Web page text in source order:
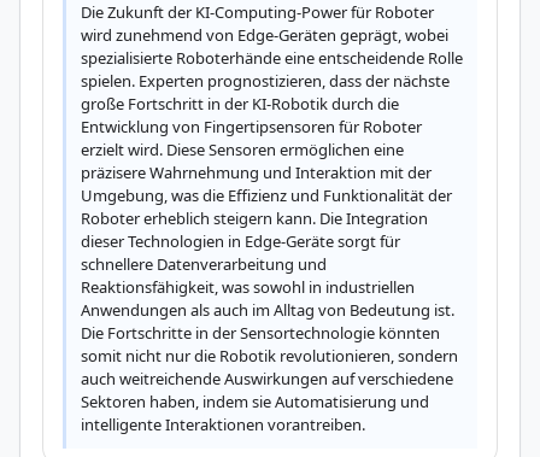
Die Zukunft der KI-Computing-Power für Roboter
wird zunehmend von Edge-Geräten geprägt, wobei
spezialisierte Roboterhände eine entscheidende Rolle
spielen. Experten prognostizieren, dass der nächste
große Fortschritt in der KI-Robotik durch die
Entwicklung von Fingertipsensoren für Roboter
erzielt wird. Diese Sensoren ermöglichen eine
präzisere Wahrnehmung und Interaktion mit der
Umgebung, was die Effizienz und Funktionalität der
Roboter erheblich steigern kann. Die Integration
dieser Technologien in Edge-Geräte sorgt für
schnellere Datenverarbeitung und
Reaktionsfähigkeit, was sowohl in industriellen
Anwendungen als auch im Alltag von Bedeutung ist.
Die Fortschritte in der Sensortechnologie könnten
somit nicht nur die Robotik revolutionieren, sondern
auch weitreichende Auswirkungen auf verschiedene
Sektoren haben, indem sie Automatisierung und
intelligente Interaktionen vorantreiben.